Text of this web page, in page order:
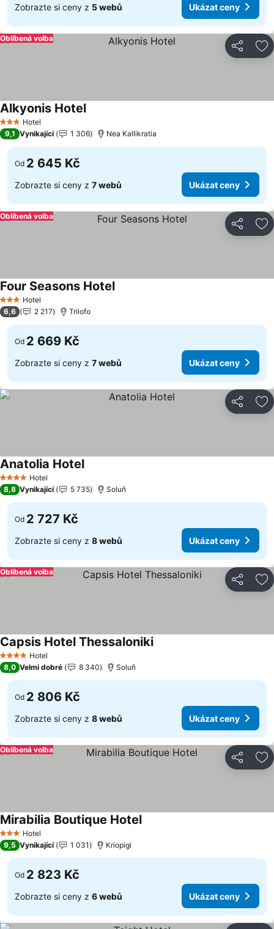
Zobrazte si ceny z 5 webů Ukázat ceny
Sdílet
Oblíbená volba
3 Počet hvězdiček
Hotel
Alkyonis HotelUkázat ceny
9,1 Vynikající 1 306 Nea Kallikratia
Od 2 645 Kč
Zobrazte si ceny z 7 webů Ukázat ceny
Sdílet
Oblíbená volba
3 Počet hvězdiček
Hotel
Four Seasons HotelUkázat ceny
6,6 2 217 Trilofo
Od 2 669 Kč
Zobrazte si ceny z 7 webů Ukázat ceny
Sdílet
4 Počet hvězdiček
Hotel
Anatolia HotelUkázat ceny
8,8 Vynikající 5 735 Soluň
Od 2 727 Kč
Zobrazte si ceny z 8 webů Ukázat ceny
Sdílet
Oblíbená volba
4 Počet hvězdiček
Hotel
Capsis Hotel ThessalonikiUkázat ceny
8,0 Velmi dobré 8 340 Soluň
Od 2 806 Kč
Zobrazte si ceny z 8 webů Ukázat ceny
Sdílet
Oblíbená volba
3 Počet hvězdiček
Hotel
Mirabilia Boutique HotelUkázat ceny
9,5 Vynikající 1 031 Kriopigi
Od 2 823 Kč
Zobrazte si ceny z 6 webů Ukázat ceny